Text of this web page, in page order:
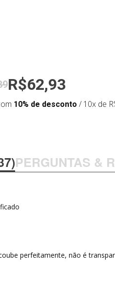
R$62,93
10% de desconto / 10x de
PERGUNTAS &
perfeitamente, não é